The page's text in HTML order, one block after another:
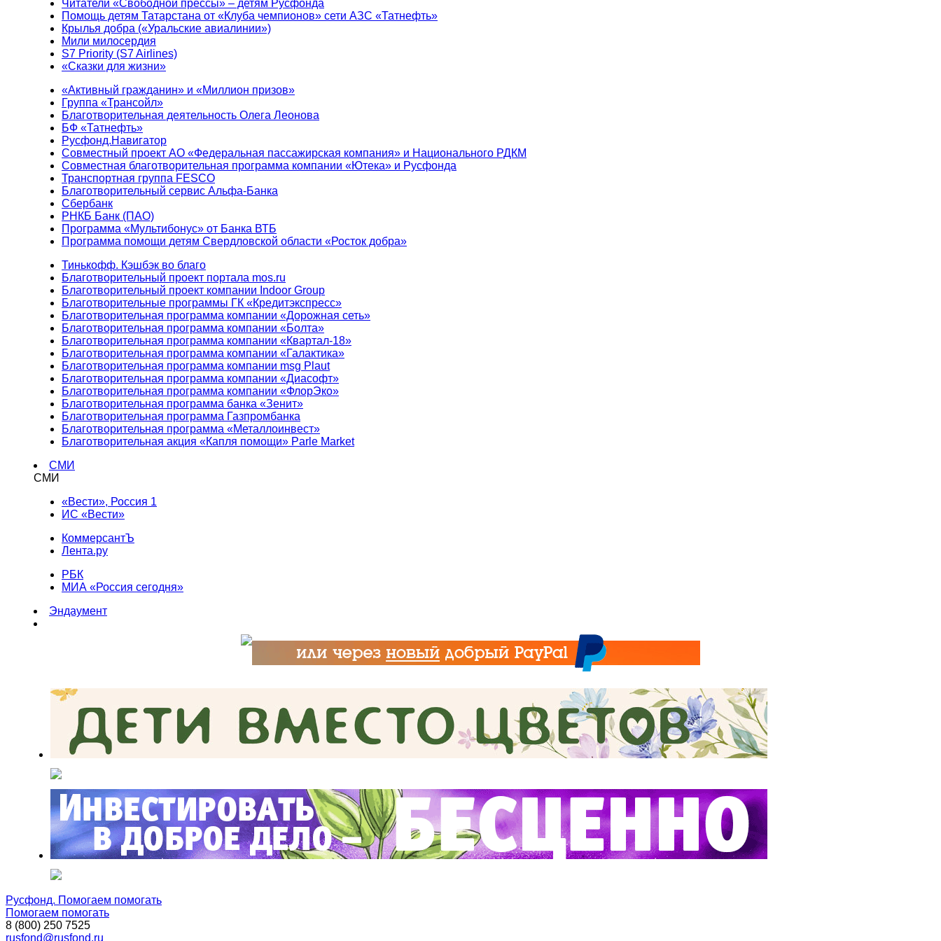
Читатели «Свободной прессы» – детям Русфонда
Помощь детям Татарстана от «Клуба чемпионов» сети АЗС «Татнефть»
Крылья добра («Уральские авиалинии»)
Мили милосердия
S7 Priority (S7 Airlines)
«Сказки для жизни»
«Активный гражданин» и «Миллион призов»
Группа «Трансойл»
Благотворительная деятельность Олега Леонова
БФ «Татнефть»
Русфонд.Навигатор
Совместный проект АО «Федеральная пассажирская компания» и Национального РДКМ
Совместная благотворительная программа компании «Ютека» и Русфонда
Транспортная группа FESCO
Благотворительный сервис Альфа-Банка
Сбербанк
РНКБ Банк (ПАО)
Программа «Мультибонус» от Банка ВТБ
Программа помощи детям Свердловской области «Росток добра»
Тинькофф. Кэшбэк во благо
Благотворительный проект портала mos.ru
Благотворительный проект компании Indoor Group
Благотворительные программы ГК «Кредитэкспресс»
Благотворительная программа компании «Дорожная сеть»
Благотворительная программа компании «Болта»
Благотворительная программа компании «Квартал-18»
Благотворительная программа компании «Галактика»
Благотворительная программа компании msg Plaut
Благотворительная программа компании «Диасофт»
Благотворительная программа компании «ФлорЭко»
Благотворительная программа банка «Зенит»
Благотворительная программа Газпромбанка
Благотворительная программа «Металлоинвест»
Благотворительная акция «Капля помощи» Parle Market
СМИ
СМИ
«Вести», Россия 1
ИС «Вести»
КоммерсантЪ
Лента.ру
РБК
МИА «Россия сегодня»
Эндаумент
Русфонд. Помогаем помогать
Помогаем помогать
8 (800) 250 7525
rusfond@rusfond.ru